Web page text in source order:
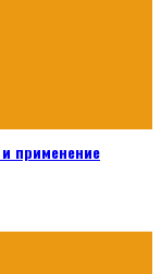
применение